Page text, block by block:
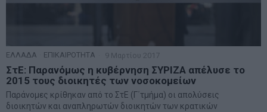
ΕΛΛΑΔΑ ΕΠΙΚΑΙΡΟΤΗΤΑ 9 Μαρτίου 2017
ΣτΕ: Παρανόμως η κυβέρνηση ΣΥΡΙΖΑ απέλυσε το
2015 τους διοικητές των νοσοκομείων
Παράνομες κρίθηκαν από το ΣτΕ (Γ΄τμήμα) οι απολύσεις
διοικητών και αναπληρωτών διοικητών των κρατικών